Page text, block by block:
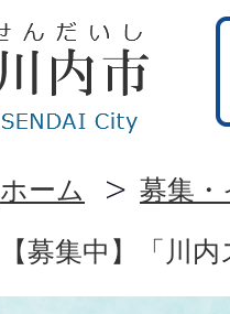
ホーム 募集
【募集中】「川